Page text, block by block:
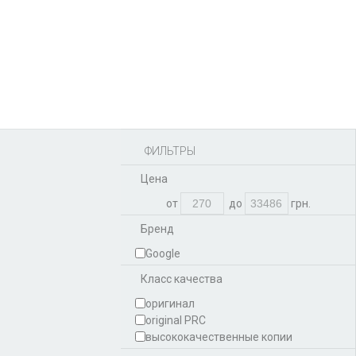
ФИЛЬТРЫ
Цена
от
до
грн.
Бренд
Google
Класс качества
оригинал
original PRC
высококачественные копии